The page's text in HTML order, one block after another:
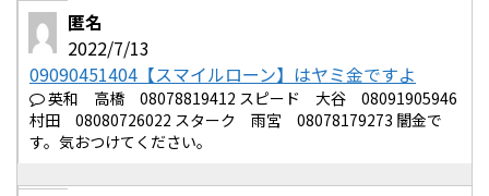
匿名
2022/7/13
09090451404【スマイルローン】はヤミ金ですよ
英和 高橋 08078819412 スピード 大谷 08091905946
村田 08080726022 スターク 雨宮 08078179273 闇金で
す。気おつけてください。